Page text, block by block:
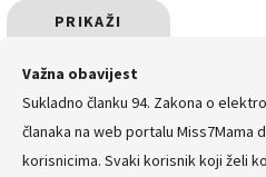
PRIKAŽI
SVE
KOMENTARE
Važna obavijest
Sukladno članku 94. Zakona o
članaka na web portalu
korisnicima. Svaki korisnik koji želi